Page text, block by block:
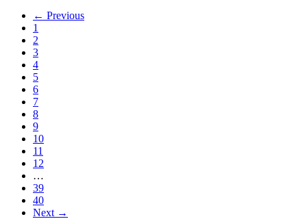
← Previous
1
2
3
4
5
6
7
8
9
10
11
12
…
39
40
Next →